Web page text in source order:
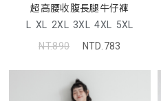
超高腰收腹長腿牛仔褲
L XL 2XL 3XL 4XL 5XL
NT.890
NTD.783